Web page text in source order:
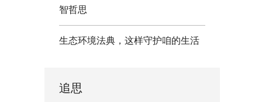
智哲思
生态环境法典，这样守护咱的生活
追思